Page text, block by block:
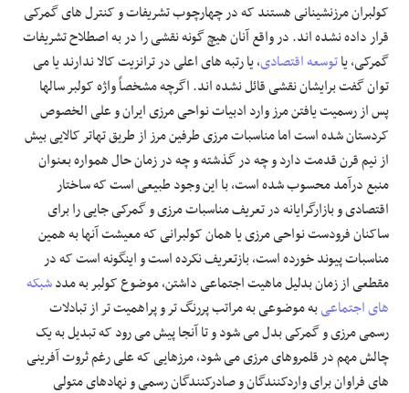
کولبران مرزنشینانی هستند که در چهارچوب تشریفات و کنترل های گمرکی
قرار داده نشده اند. در واقع آنان هیچ گونه نقشی را در به اصطلاح تشریفات
گمرکی، یاتوسعه اقتصادی، یا رتبه های اعلی در ترانزیت کالا ندارند یا می
توان گفت برایشان نقشی قائل نشده اند. اگرچه مشخصاً واژه کولبر سالها
پس از رسمیت یافتن مرز وارد ادبیات نواحی مرزی ایران و علی الخصوص
کردستان شده است اما مناسبات مرزی طرفین مرز از طریق تهاتر کالایی بیش
از نیم قرن قدمت دارد و چه در گذشته و چه در زمان حال همواره بعنوان
منبع درآمد محسوب شده است، با این وجود طبیعی است که ساختار
اقتصادی و بازارگرایانه در تعریف مناسبات مرزی و گمرکی جایی را برای
ساکنان فرودست نواحی مرزی یا همان کولبرانی که معیشت آنها به همین
مناسبات پیوند خورده است، بازتعریف نکرده است و اینگونه است که در
مقطعی از زمان بدلیل ماهیت اجتماعی داشتن، موضوع کولبر به مددشبکه
های اجتماعیبه موضوعی به مراتب پررنگ تر و پراهمیت تر از تبادلات
رسمی مرزی و گمرکی بدل می شود و تا آنجا پیش می رود که تبدیل به یک
چالش مهم در قلمروهای مرزی می شود، مرزهایی که علی رغم ثروت آفرینی
های فراوان برای واردکنندگان و صادرکنندگان رسمی و نهادهای متولی